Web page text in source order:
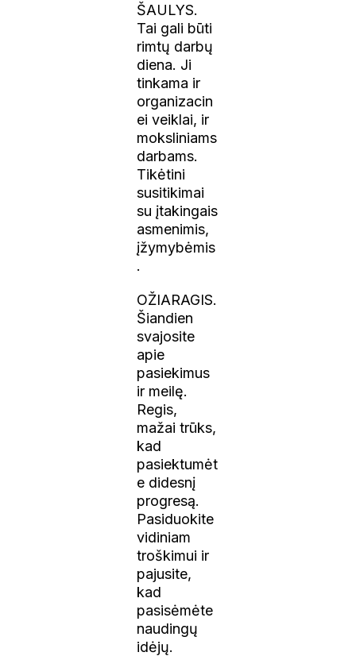
ŠAULYS.
Tai gali būti
rimtų darbų
diena. Ji
tinkama ir
organizacin
ei veiklai, ir
moksliniams
darbams.
Tikėtini
susitikimai
su įtakingais
asmenimis,
įžymybėmis
.
OŽIARAGIS.
Šiandien
svajosite
apie
pasiekimus
ir meilę.
Regis,
mažai trūks,
kad
pasiektumėt
e didesnį
progresą.
Pasiduokite
vidiniam
troškimui ir
pajusite,
kad
pasisėmėte
naudingų
idėjų.